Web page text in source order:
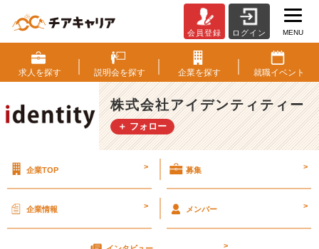
分
必
須！
【株
式
会
デ
ィ
会員登録 ログイン MENU
求人を探す 説明会を探す 企業を探す 就職イベント
株式会社アイデンティティー
＋ フォロー
企業TOP > 募集 >
企業情報 > メンバー >
>